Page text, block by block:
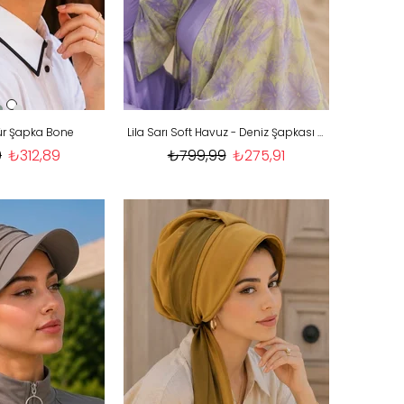
Şapka Bone
₺312,89
Lila Sarı Soft Havuz - Deniz Şapkası / Mayo Üstüne Kullanılabilir
₺275,91
₺799,99